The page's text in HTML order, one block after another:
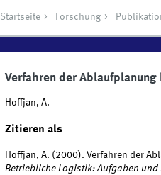
Startseite Forschung
Verfahren der
Hoffjan, A.
Zitieren als
Hoffjan, A. (2000). Verfahren der
Betriebliche Logistik: Aufgaben und